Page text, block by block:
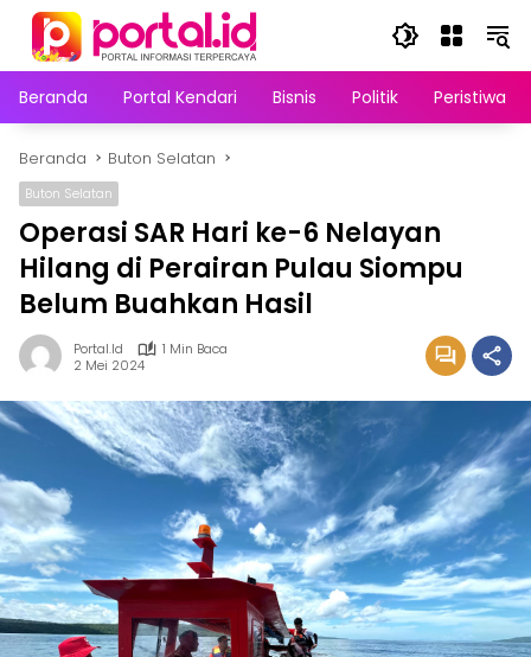
Langsung
konten
Beranda
Portal Kendari Bisnis Politik Peristiwa
Beranda Buton Selatan
Buton Selatan
Operasi SAR Hari ke-6 Nelayan
Hilang di Perairan Pulau Siompu
Belum Buahkan Hasil
Portal.id
1 Min Baca
2 Mei 2024